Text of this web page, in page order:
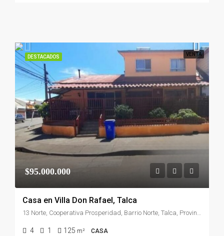
DESTACADOS VENTA
$95.000.000
Casa en Villa Don Rafael, Talca
13 Norte, Cooperativa Prosperidad, Barrio Norte, Talca, Provincia de Talca, Región del Maule, 3461632, Chile
4 1 125 m² CASA